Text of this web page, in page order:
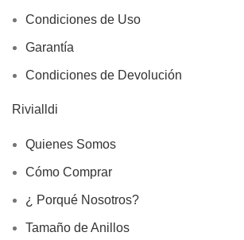
Condiciones de Uso
Garantía
Condiciones de Devolución
Rivialldi
Quienes Somos
Cómo Comprar
¿ Porqué Nosotros?
Tamaño de Anillos